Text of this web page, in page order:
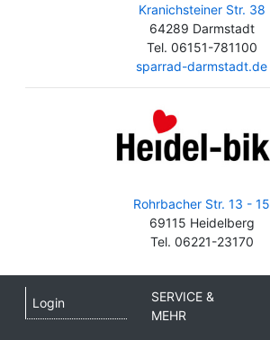
Kranichsteiner Str. 38
64289 Darmstadt
Tel. 06151-781100
sparrad-darmstadt.de
Rohrbacher Str. 13 - 15
69115 Heidelberg
Tel. 06221-23170
Login
SERVICE &
MEHR